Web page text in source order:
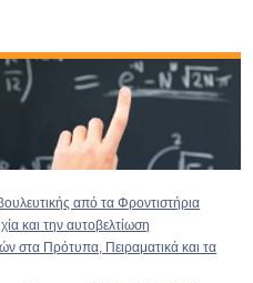
από τα Φροντιστήρια
και την αυτοβελτίωση
στα Πρότυπα, Πειραματικά και τα